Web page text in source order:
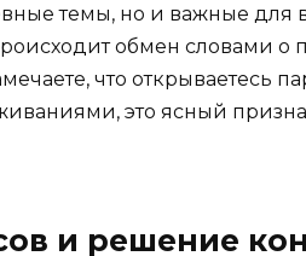
темы, но и важные для
обмен словами о
что открываетесь
это ясный
и решение